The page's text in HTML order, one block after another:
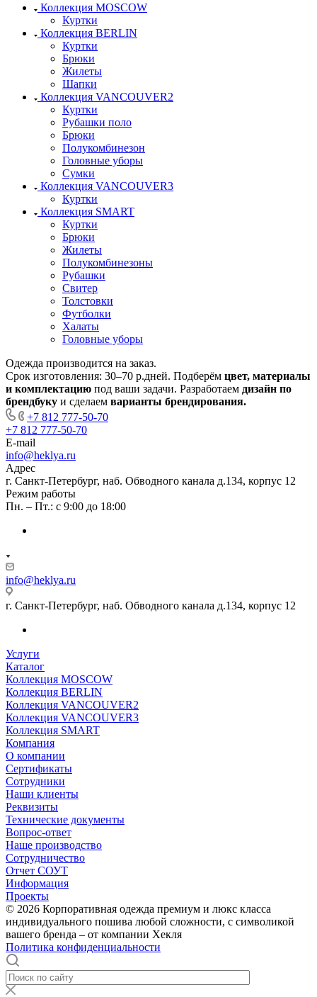
Коллекция MOSCOW
Куртки
Коллекция BERLIN
Куртки
Брюки
Жилеты
Шапки
Коллекция VANCOUVER2
Куртки
Рубашки поло
Брюки
Полукомбинезон
Головные уборы
Сумки
Коллекция VANCOUVER3
Куртки
Коллекция SMART
Куртки
Брюки
Жилеты
Полукомбинезоны
Рубашки
Свитер
Толстовки
Футболки
Халаты
Головные уборы
Одежда производится на заказ.
Срок изготовления: 30–70 р.дней. Подберём цвет, материалы
и комплектацию под ваши задачи. Разработаем дизайн по
брендбуку и сделаем варианты брендирования.
+7 812 777-50-70
+7 812 777-50-70
E-mail
info@heklya.ru
Адрес
г. Санкт-Петербург, наб. Обводного канала д.134, корпус 12
Режим работы
Пн. – Пт.: с 9:00 до 18:00
info@heklya.ru
г. Санкт-Петербург, наб. Обводного канала д.134, корпус 12
Услуги
Каталог
Коллекция MOSCOW
Коллекция BERLIN
Коллекция VANCOUVER2
Коллекция VANCOUVER3
Коллекция SMART
Компания
О компании
Сертификаты
Сотрудники
Наши клиенты
Реквизиты
Технические документы
Вопрос-ответ
Наше производство
Сотрудничество
Отчет СОУТ
Информация
Проекты
© 2026 Корпоративная одежда премиум и люкс класса
индивидуального пошива любой сложности, с символикой
вашего бренда – от компании Хекля
Политика конфиденциальности